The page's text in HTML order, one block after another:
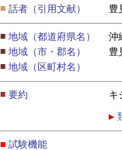
■ 話者（引用文献） 豊
■ 地域（都道府県名）
沖
■ 地域（市・郡名）
豊
■ 地域（区町村名）
■ 要約 キ
■ 試験機能